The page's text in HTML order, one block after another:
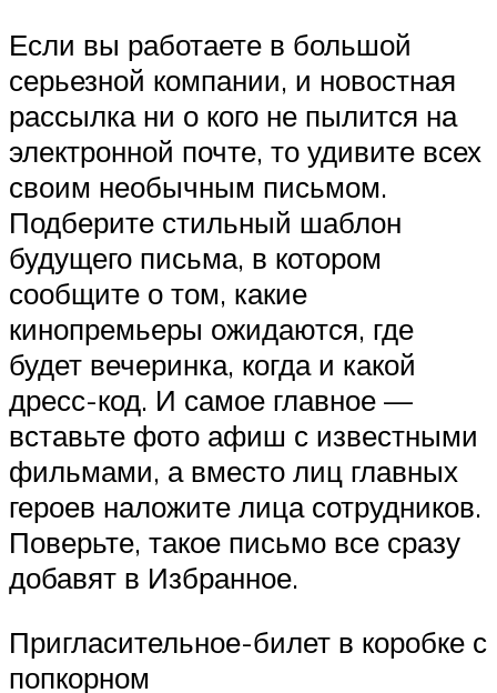
Если вы работаете в большой
серьезной компании, и новостная
рассылка ни о кого не пылится на
электронной почте, то удивите всех
своим необычным письмом.
Подберите стильный шаблон
будущего письма, в котором
сообщите о том, какие
кинопремьеры ожидаются, где
будет вечеринка, когда и какой
дресс-код. И самое главное —
вставьте фото афиш с известными
фильмами, а вместо лиц главных
героев наложите лица сотрудников.
Поверьте, такое письмо все сразу
добавят в Избранное.
Пригласительное-билет в коробке с
попкорном